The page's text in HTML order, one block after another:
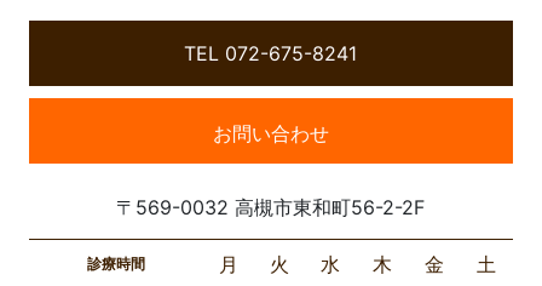
TEL 072-675-8241
お問い合わせ
〒569-0032 高槻市東和町56-2-2F
診療時間 月 火 水 木 金 土